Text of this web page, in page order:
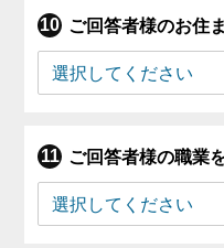
ご回答者様のお住
ご回答者様の職業